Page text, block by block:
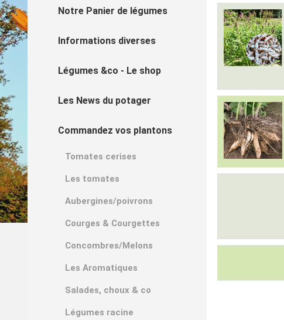
Notre Panier de légumes
Informations diverses
Légumes &co - Le shop
Les News du potager
Commandez vos plantons
Tomates cerises
Les tomates
Aubergines/poivrons
Courges & Courgettes
Concombres/Melons
Les Aromatiques
Salades, choux & co
Légumes racine